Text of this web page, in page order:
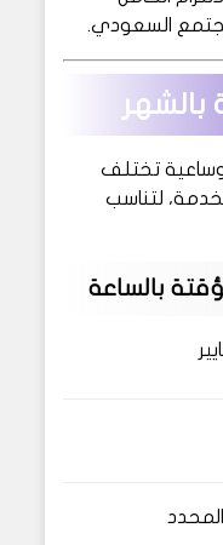
السعودي.
بالشهر
تختلف
لتناسب
بالساعة